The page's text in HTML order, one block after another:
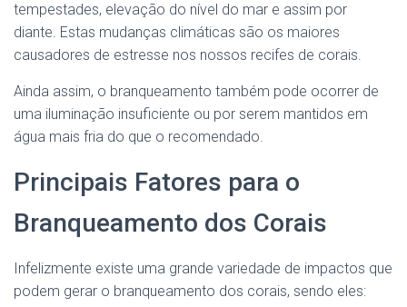
tempestades, elevação do nível do mar e assim por
diante. Estas mudanças climáticas são os maiores
causadores de estresse nos nossos recifes de corais.
Ainda assim, o branqueamento também pode ocorrer de
uma iluminação insuficiente ou por serem mantidos em
água mais fria do que o recomendado.
Principais Fatores para o
Branqueamento dos Corais
Infelizmente existe uma grande variedade de impactos que
podem gerar o branqueamento dos corais, sendo eles: